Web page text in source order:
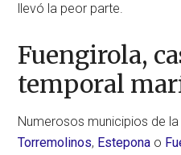
llevó la peor parte.
Fuengirola,
temporal
Numerosos municipios de
Torremolinos, Estepona o